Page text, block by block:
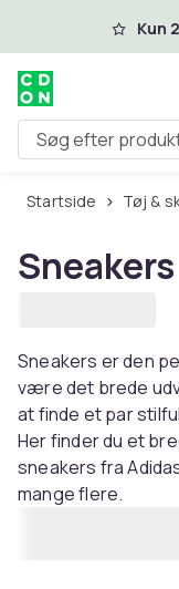
Spring til Kun
Søg efter
Startside Tøj &
Sneakers
Sneakers er den
være det brede
at finde et par
Her finder du et
sneakers fra
mange flere.